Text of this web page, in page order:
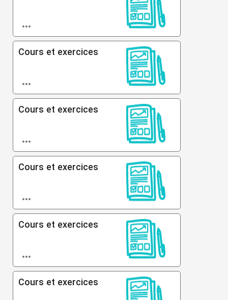

Cours et exercices

Cours et exercices

Cours et exercices

Cours et exercices

Cours et exercices